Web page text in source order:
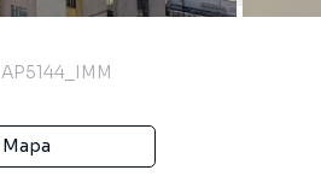
AP5144_IMM
Mapa